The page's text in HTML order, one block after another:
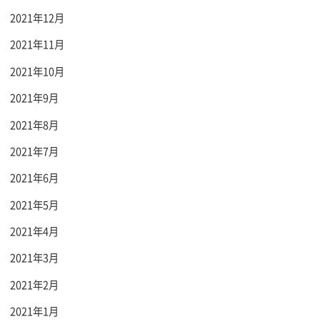
2021年12月
2021年11月
2021年10月
2021年9月
2021年8月
2021年7月
2021年6月
2021年5月
2021年4月
2021年3月
2021年2月
2021年1月